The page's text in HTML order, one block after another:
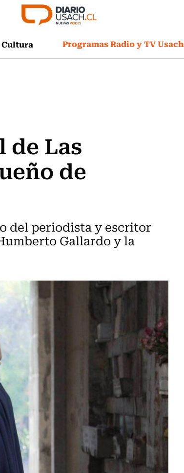
Cultura Programas Radio y TV Usach
Las
de
del periodista y escritor
Gallardo y la